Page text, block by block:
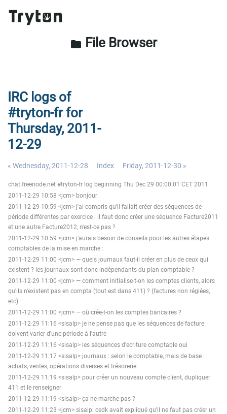
folder File Browser
IRC logs of
#tryton-fr for
Thursday, 2011-
12-29
« Wednesday, 2011-12-28 Index Friday, 2011-12-30 »
chat.freenode.net #tryton-fr log beginning Thu Dec 29 00:00:01 CET 2011
2011-12-29 10:58 <jcm> bonjour
2011-12-29 10:59 <jcm> j'ai compris qu'il fallait créer des séquences de
période différentes par exercice : il faut donc créer une séquence Facture2011
et une autre Facture2012, n'est-ce pas ?
2011-12-29 10:59 <jcm> j'aurais besoin de conseils pour les autres étapes
comptables de la mise en marche :
2011-12-29 11:00 <jcm> — quels journaux faut-il créer en plus de ceux qui
existent ? les journaux sont donc indépendants du plan comptable ?
2011-12-29 11:00 <jcm> — comment initialise-t-on les comptes clients, alors
qu'ils n'existent pas en compta (tout est dans 411) ? (factures non réglées,
etc)
2011-12-29 11:00 <jcm> — où crée-t-on les comptes bancaires ?
2011-12-29 11:16 <sisalp> je ne pense pas que les séquences de facture
doivent varier d'une période à l'autre
2011-12-29 11:16 <sisalp> les séquences d'ecriture comptable oui
2011-12-29 11:17 <sisalp> journaux : selon le comptable, mais de base :
achats, ventes, opérations diverses et trésorerie
2011-12-29 11:19 <sisalp> pour créer un nouveau compte client, dupliquer
411 et le renseigner
2011-12-29 11:19 <sisalp> ça ne marche pas ?
2011-12-29 11:23 <jcm> sisalp: cedk avait expliqué qu'il ne faut pas créer un